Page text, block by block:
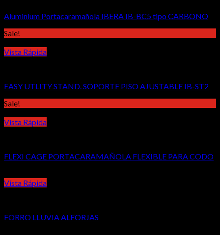
Aluminium Portacaramañola IBERA IB-BC5 tipo CARBONO
Sale!
Vista Rápida
EASY UTLITY STAND. SOPORTE PISO AJUSTABLE IB-ST2
Sale!
Vista Rápida
FLEXI CAGE PORTACARAMAÑOLA FLEXIBLE PARA CODO
Vista Rápida
FORRO LLUVIA ALFORJAS